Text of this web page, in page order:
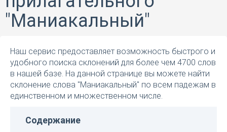
"Маниакальный"
Наш сервис предоставляет возможность быстрого и
удобного поиска склонений для более чем 4700 слов
в нашей базе. На данной странице вы можете найти
склонение слова "Маниакальный" по всем падежам в
единственном и множественном числе.
Содержание